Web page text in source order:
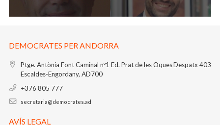
DEMOCRATES PER ANDORRA
Ptge. Antònia Font Caminal nº1 Ed. Prat de les OquesDespatx 403
Escaldes-Engordany, AD700
+376 805 777
secretaria@democrates.ad
AVÍS LEGAL